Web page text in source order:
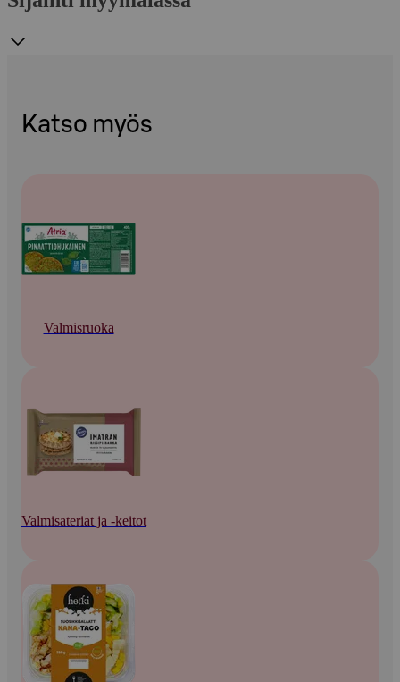
Katso myös
Valmisruoka
Valmisateriat ja -keitot